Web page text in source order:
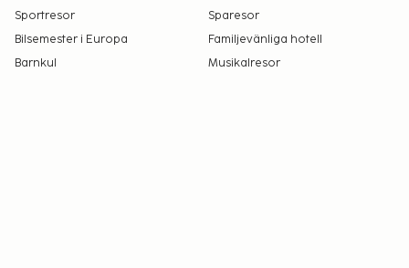
Sportresor
Sparesor
Bilsemester i Europa
Familjevänliga hotell
Barnkul
Musikalresor